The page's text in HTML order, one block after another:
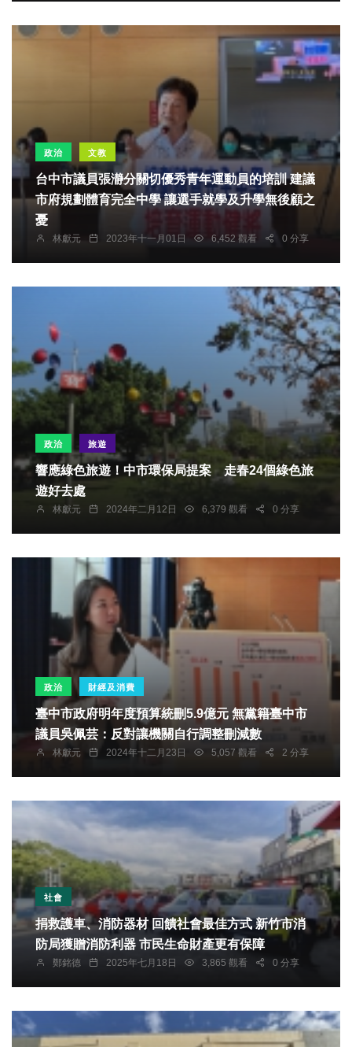
政治 文教
台中市議員張瀞分關切優秀青年運動員的培訓 建議
市府規劃體育完全中學 讓選手就學及升學無後顧之
憂
林獻元 2023年十一月01日 6,452 觀看 0 分享
政治 旅遊
響應綠色旅遊！中市環保局提案 走春24個綠色旅
遊好去處
林獻元 2024年二月12日 6,379 觀看 0 分享
政治 財經及消費
臺中市政府明年度預算統刪5.9億元 無黨籍臺中市
議員吳佩芸：反對讓機關自行調整刪減數
林獻元 2024年十二月23日 5,057 觀看 2 分享
社會
捐救護車、消防器材 回饋社會最佳方式 新竹市消
防局獲贈消防利器 市民生命財產更有保障
鄭銘德 2025年七月18日 3,865 觀看 0 分享